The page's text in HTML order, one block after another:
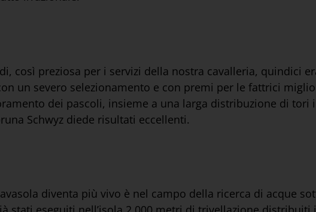
così preziosa per i servizi della nostra cavalleria, quindici
un severo selezionamento e con premi per le fattrici
dei pascoli, insieme a una larga distribuzione di tori
Schwyz diede risultati eccellenti.
diventa più vivo è nel campo della ricerca di acque